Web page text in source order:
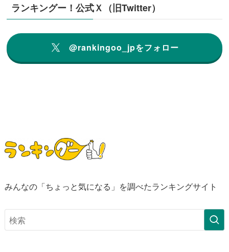
ランキングー！公式Ｘ（旧Twitter）
@rankingoo_jpをフォロー
みんなの「ちょっと気になる」を調べたランキングサイト